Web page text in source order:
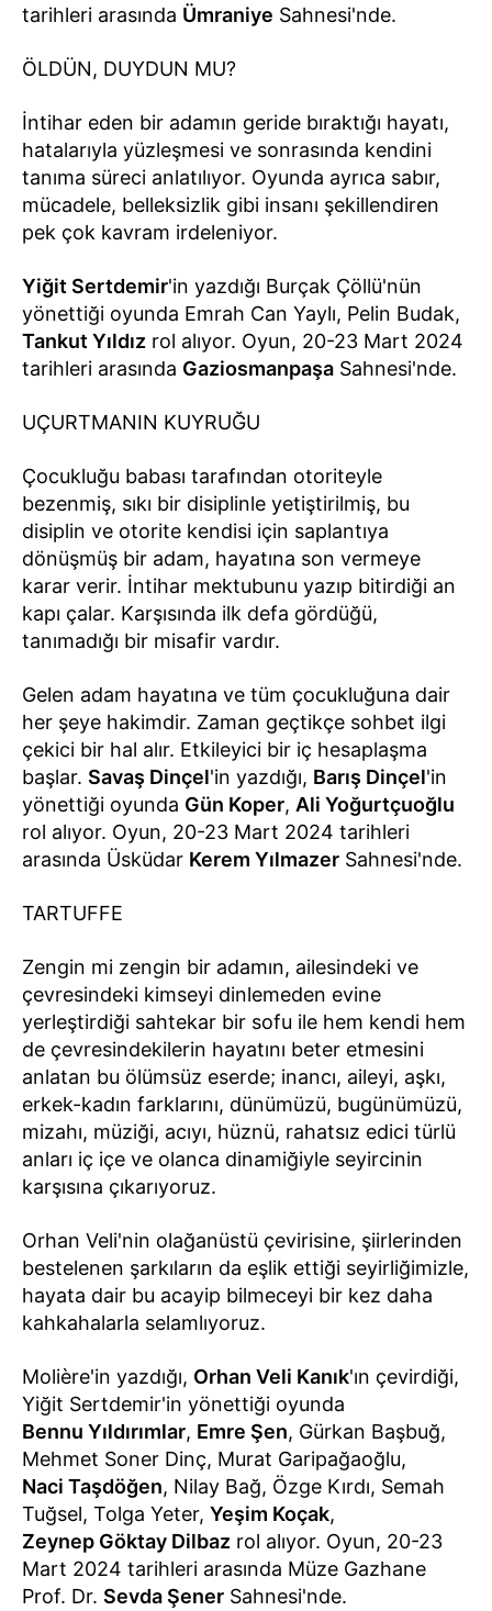
tarihleri arasında Ümraniye Sahnesi'nde.
ÖLDÜN, DUYDUN MU?
İntihar eden bir adamın geride bıraktığı hayatı,
hatalarıyla yüzleşmesi ve sonrasında kendini
tanıma süreci anlatılıyor. Oyunda ayrıca sabır,
mücadele, belleksizlik gibi insanı şekillendiren
pek çok kavram irdeleniyor.
Yiğit Sertdemir'in yazdığı Burçak Çöllü'nün
yönettiği oyunda Emrah Can Yaylı, Pelin Budak,
Tankut Yıldız rol alıyor. Oyun, 20-23 Mart 2024
tarihleri arasında Gaziosmanpaşa Sahnesi'nde.
UÇURTMANIN KUYRUĞU
Çocukluğu babası tarafından otoriteyle
bezenmiş, sıkı bir disiplinle yetiştirilmiş, bu
disiplin ve otorite kendisi için saplantıya
dönüşmüş bir adam, hayatına son vermeye
karar verir. İntihar mektubunu yazıp bitirdiği an
kapı çalar. Karşısında ilk defa gördüğü,
tanımadığı bir misafir vardır.
Gelen adam hayatına ve tüm çocukluğuna dair
her şeye hakimdir. Zaman geçtikçe sohbet ilgi
çekici bir hal alır. Etkileyici bir iç hesaplaşma
başlar. Savaş Dinçel'in yazdığı, Barış Dinçel'in
yönettiği oyunda Gün Koper, Ali Yoğurtçuoğlu
rol alıyor. Oyun, 20-23 Mart 2024 tarihleri
arasında Üsküdar Kerem Yılmazer Sahnesi'nde.
TARTUFFE
Zengin mi zengin bir adamın, ailesindeki ve
çevresindeki kimseyi dinlemeden evine
yerleştirdiği sahtekar bir sofu ile hem kendi hem
de çevresindekilerin hayatını beter etmesini
anlatan bu ölümsüz eserde; inancı, aileyi, aşkı,
erkek-kadın farklarını, dünümüzü, bugünümüzü,
mizahı, müziği, acıyı, hüznü, rahatsız edici türlü
anları iç içe ve olanca dinamiğiyle seyircinin
karşısına çıkarıyoruz.
Orhan Veli'nin olağanüstü çevirisine, şiirlerinden
bestelenen şarkıların da eşlik ettiği seyirliğimizle,
hayata dair bu acayip bilmeceyi bir kez daha
kahkahalarla selamlıyoruz.
Molière'in yazdığı, Orhan Veli Kanık'ın çevirdiği,
Yiğit Sertdemir'in yönettiği oyunda
Bennu Yıldırımlar, Emre Şen, Gürkan Başbuğ,
Mehmet Soner Dinç, Murat Garipağaoğlu,
Naci Taşdöğen, Nilay Bağ, Özge Kırdı, Semah
Tuğsel, Tolga Yeter, Yeşim Koçak,
Zeynep Göktay Dilbaz rol alıyor. Oyun, 20-23
Mart 2024 tarihleri arasında Müze Gazhane
Prof. Dr. Sevda Şener Sahnesi'nde.